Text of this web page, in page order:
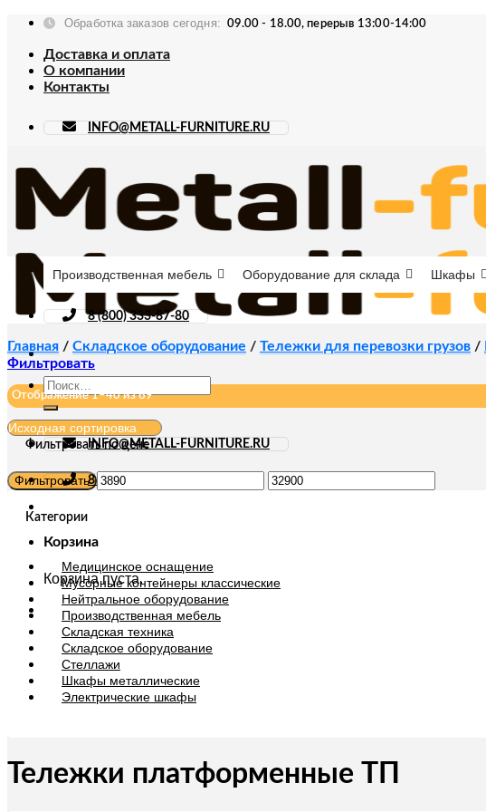
Skip
content
Обработка заказов сегодня: 09.00 - 18.00, перерыв 13:00-14:00
Доставка и оплата
О компании
Контакты
INFO@METALL-FURNITURE.RU
Искать:
INFO@METALL-FURNITURE.RU
8 (800) 333-87-80
Корзина
Корзина пуста.
Производственная мебель Оборудование для склада Шкафы
8 (800) 333-87-80
Главная / Складское оборудование / Тележки для перевозки грузов /
Фильтровать
Отображение 1–40 из 69
Фильтровать по цене
Минимальная
цена
Максимальная
цена
Фильтровать
Категории
Медицинское оснащение
Мусорные контейнеры классические
Нейтральное оборудование
Производственная мебель
Складская техника
Складское оборудование
Стеллажи
Шкафы металлические
Электрические шкафы
Тележки платформенные ТП